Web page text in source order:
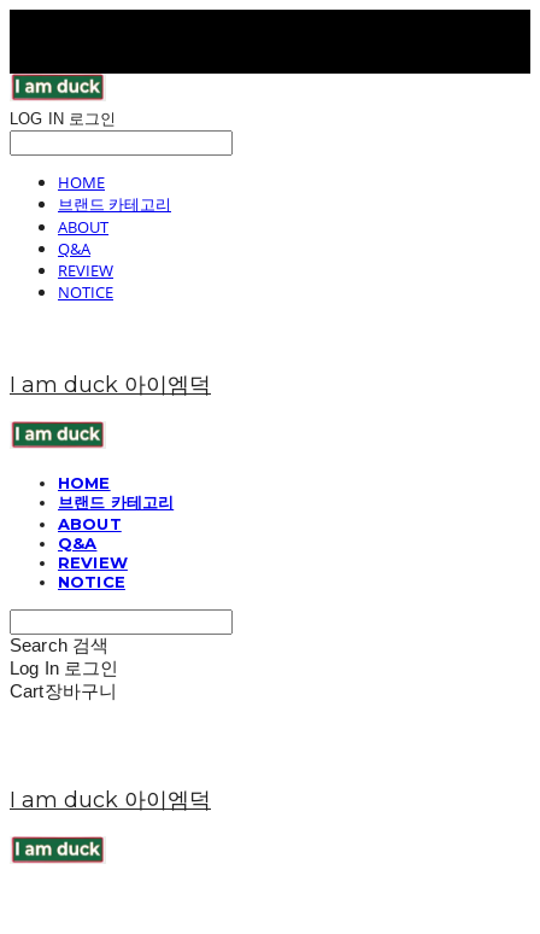
LOG IN 로그인
HOME
브랜드 카테고리
ABOUT
Q&A
REVIEW
NOTICE
I am duck 아이엠덕
HOME
브랜드 카테고리
ABOUT
Q&A
REVIEW
NOTICE
Search 검색
Log In 로그인
Cart장바구니
I am duck 아이엠덕